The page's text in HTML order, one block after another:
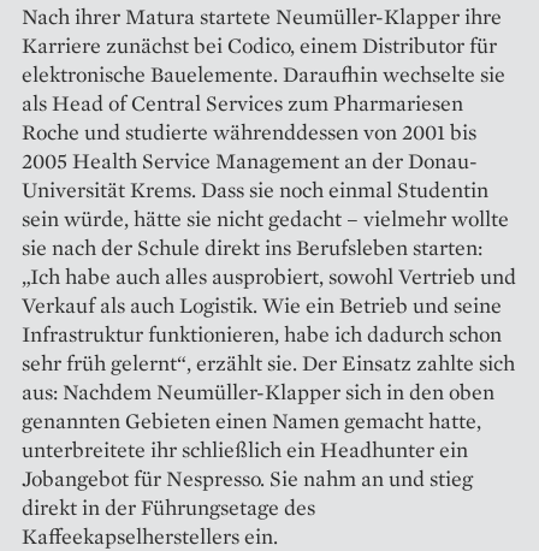
Nach ihrer Matura startete Neumüller-Klapper ihre
Karriere zunächst bei Codico, einem Distributor für
elektronische Bauelemente. Da­raufhin wechselte sie
als Head of Central Services zum Pharmariesen
Roche und studierte währenddessen von 2001 bis
2005 Health Service Management an der Donau-
Universität Krems. Dass sie noch einmal Studentin
sein würde, hätte sie nicht gedacht – vielmehr wollte
sie nach der Schule direkt ins Berufsleben starten:
„Ich habe auch alles ausprobiert, sowohl Vertrieb und
Verkauf als auch Logistik. Wie ein Betrieb und seine
Infrastruktur funktionieren, habe ich dadurch schon
sehr früh gelernt“, erzählt sie. Der Einsatz zahlte sich
aus: Nachdem Neumüller-Klapper sich in den oben
genannten Gebieten einen Namen gemacht hatte,
unterbreitete ihr schließlich ein Headhunter ein
Jobangebot für Nespresso. Sie nahm an und stieg
direkt in der Führungsetage des
Kaffeekapselherstellers ein.